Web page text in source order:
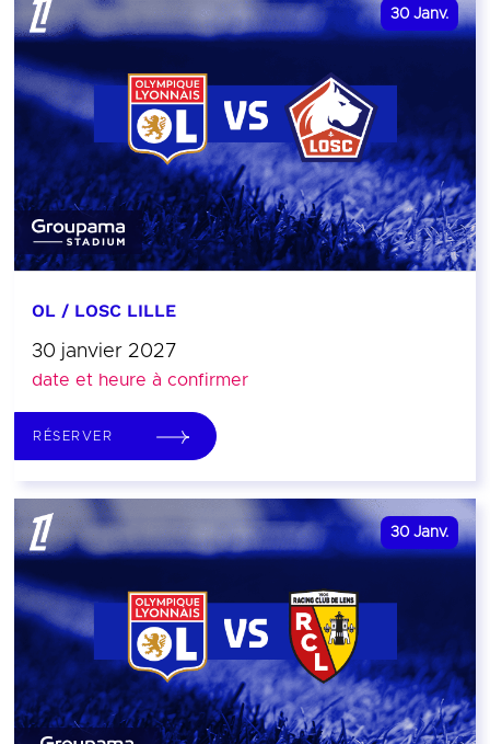
30 Janv.
OL / LOSC LILLE
30 janvier 2027
date et heure à confirmer
RÉSERVER
30 Janv.